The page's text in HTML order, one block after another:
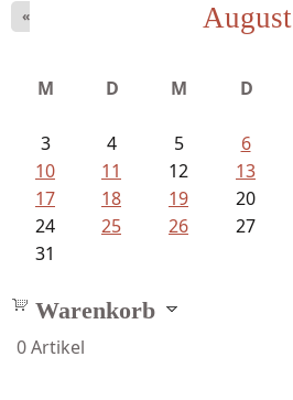
August
«
M D M D
3
4 5 6
10
11 12 13
17
18 19 20
24
25 26 27
31
Warenkorb
0Artikel